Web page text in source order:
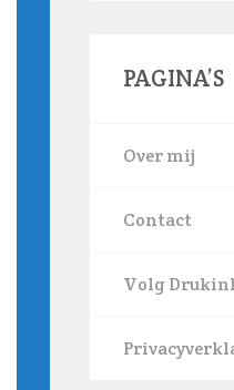
PAGINA’S
Over mij
Contact
Volg